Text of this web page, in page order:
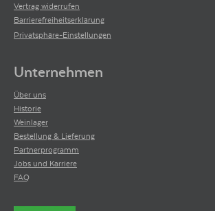
Vertrag widerrufen
Barrierefreiheitserklärung
Privatsphäre-Einstellungen
Unternehmen
Über uns
Historie
Weinlager
Bestellung & Lieferung
Partnerprogramm
Jobs und Karriere
FAQ